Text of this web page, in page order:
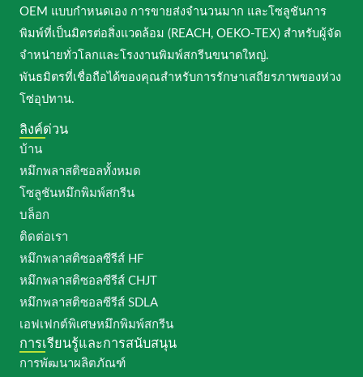
OEM แบบกำหนดเอง การขายส่งจำนวนมาก และโซลูชันการ
พิมพ์ที่เป็นมิตรต่อสิ่งแวดล้อม (REACH, OEKO-TEX) สำหรับผู้จัด
จำหน่ายทั่วโลกและโรงงานพิมพ์สกรีนขนาดใหญ่.
พันธมิตรที่เชื่อถือได้ของคุณสำหรับการรักษาเสถียรภาพของห่วง
โซ่อุปทาน.
ลิงค์ด่วน
บ้าน
หมึกพลาสติซอลทั้งหมด
โซลูชันหมึกพิมพ์สกรีน
บล็อก
ติดต่อเรา
หมึกพลาสติซอลซีรีส์ HF
หมึกพลาสติซอลซีรีส์ CHJT
หมึกพลาสติซอลซีรีส์ SDLA
เอฟเฟกต์พิเศษหมึกพิมพ์สกรีน
การเรียนรู้และการสนับสนุน
การพัฒนาผลิตภัณฑ์